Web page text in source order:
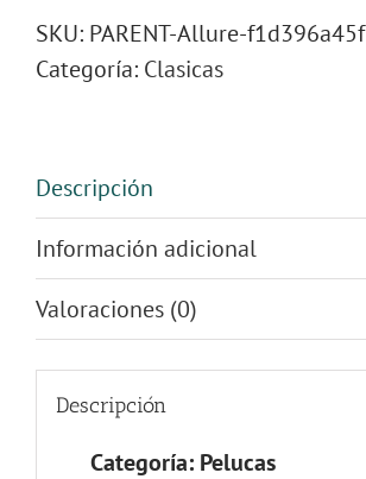
SKU: PARENT-Allure-f1d396a45f
Categoría: Clasicas
Descripción
Información adicional
Valoraciones (0)
Descripción
Categoría: Pelucas